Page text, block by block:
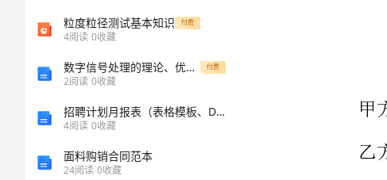
粒度粒径测试基本知识 付费
4阅读 0收藏
数字信号处理的理论、优点及应用.doc 付费
2阅读 0收藏
招聘计划月报表（表格模板、DOC格式）
4阅读 0收藏
面料购销合同范本
24阅读 0收藏